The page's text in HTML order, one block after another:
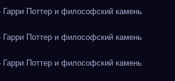
Поттер и философский камень
Поттер и философский камень
Поттер и философский камень